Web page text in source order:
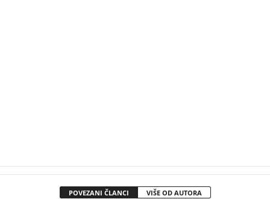
POVEZANI ČLANCI VIŠE OD AUTORA